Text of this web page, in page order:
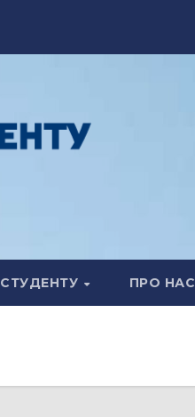
СТУДЕНТУ ПРО НАС